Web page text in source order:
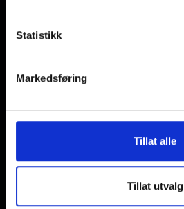
Statistikk
Markedsføring
Tillat alle
Tillat utvalg